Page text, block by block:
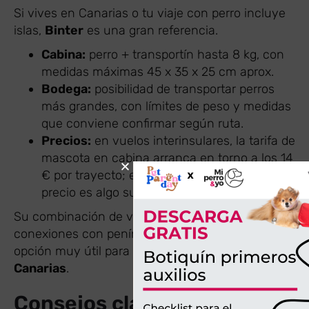
Si vives en Canarias o tu viaje con perro incluye
islas, Binter es una gran referencia.
Cabina: perro + transportín hasta 8 kg, con
medidas máximas 45 x 35 x 25 cm aprox.
Bodega: posibilidad de transportar perros
más grandes, con límites de peso y medidas
que conviene confirmar según ruta.
Precios: en vuelos interinsulares, la tarifa de
mascota en cabina arranca en torno a los 14
€ por trayecto; en rutas con península, el
precio es algo superior.
Su combinación de vuelos interinsulares +
conexiones con península la convierte en una
opción muy útil para
viajes mixtos perro +
Canarias.
Consejos clave para elegir